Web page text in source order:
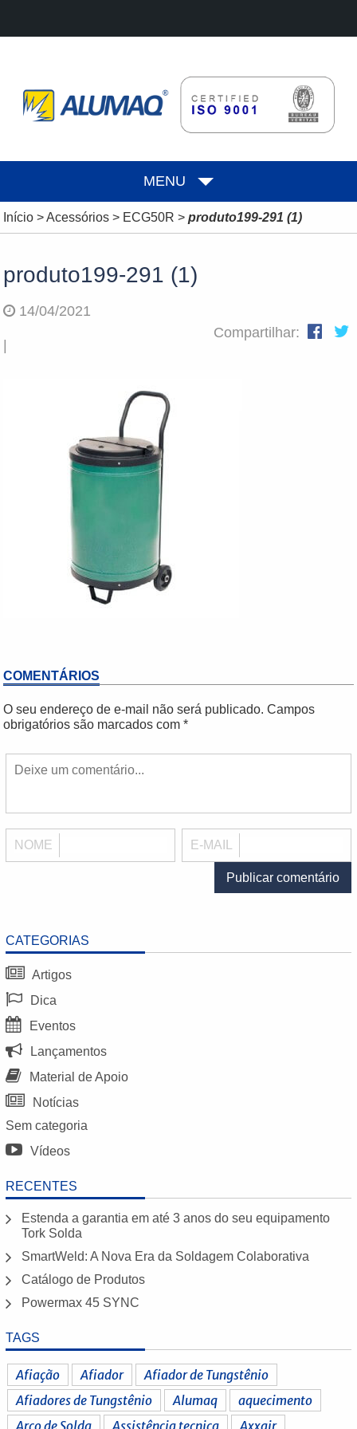
MENU
Início>Acessórios> ECG50R > produto199-291 (1)
CATEGORIAS
Artigos
Dica
Eventos
Lançamentos
Material de Apoio
Notícias
Sem categoria
Vídeos
RECENTES
Estenda a garantia em até 3 anos do seu equipamento
Tork Solda
SmartWeld: A Nova Era da Soldagem Colaborativa
Catálogo de Produtos
Powermax 45 SYNC
TAGS
Afiação Afiador
Afiador de Tungstênio
Afiadores de Tungstênio
Alumaq
aquecimento
Arco de Solda
Assistência tecnica Axxair
produto199-291 (1)
14/04/2021
|
Compartilhar:
COMENTÁRIOS
O seu endereço de e-mail não será publicado. Campos
obrigatórios são marcados com *
NOME E-MAIL